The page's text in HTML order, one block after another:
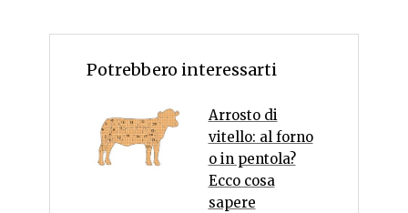
Potrebbero interessarti
Arrosto di
vitello: al forno
o in pentola?
Ecco cosa
sapere